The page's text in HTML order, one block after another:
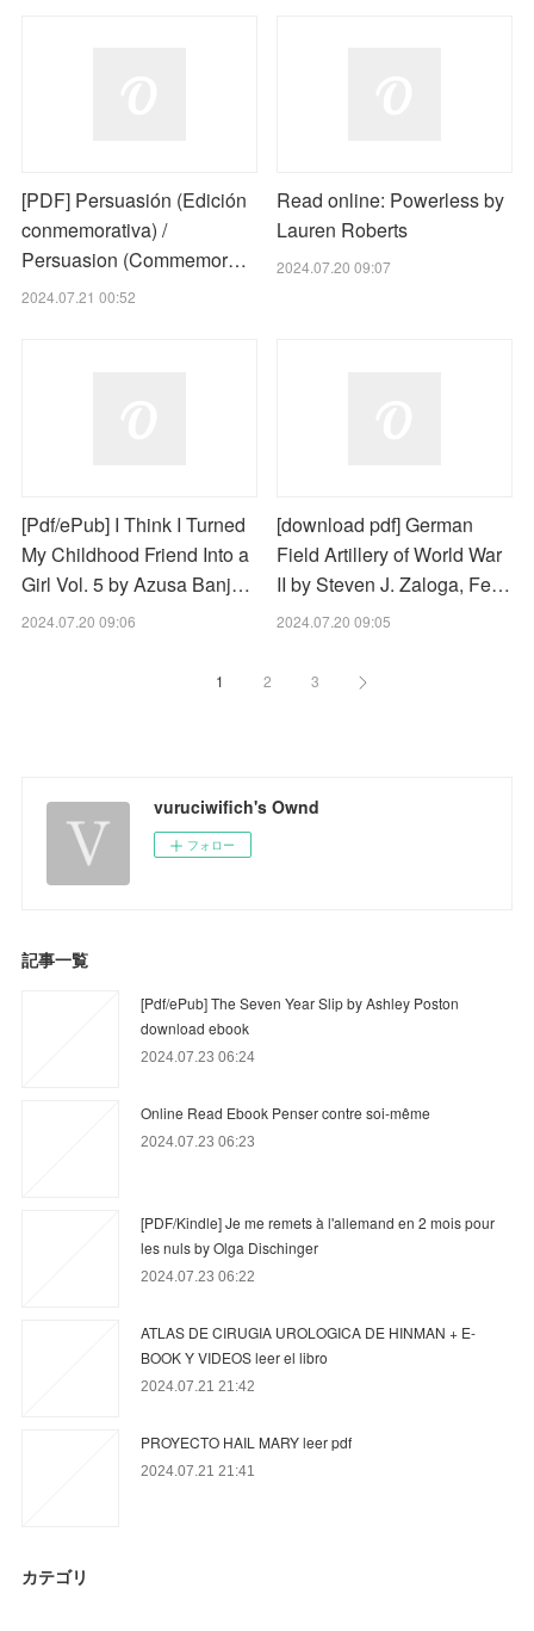
[PDF] Persuasión (Edición
conmemorativa) /
Persuasion (Commemor…
2024.07.21 00:52
Read online: Powerless by
Lauren Roberts
2024.07.20 09:07
[Pdf/ePub] I Think I Turned
My Childhood Friend Into a
Girl Vol. 5 by Azusa Banj…
2024.07.20 09:06
[download pdf] German
Field Artillery of World War
II by Steven J. Zaloga, Fe…
2024.07.20 09:05
1 2 3
vuruciwifich's Ownd
フォロー
記事一覧
[Pdf/ePub] The Seven Year Slip by Ashley Poston
download ebook
2024.07.23 06:24
Online Read Ebook Penser contre soi-même
2024.07.23 06:23
[PDF/Kindle] Je me remets à l'allemand en 2 mois pour
les nuls by Olga Dischinger
2024.07.23 06:22
ATLAS DE CIRUGIA UROLOGICA DE HINMAN + E-
BOOK Y VIDEOS leer el libro
2024.07.21 21:42
PROYECTO HAIL MARY leer pdf
2024.07.21 21:41
カテゴリ